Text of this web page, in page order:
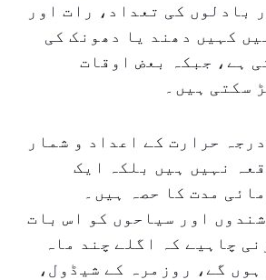
بادلوں کی تعداد، رات اور
کہیں دھند یا دھونک کی
ہے، جبکہ بعض اوقات
سکتی ہیں۔
حرارت کے اعداد و شمار
نہیں ہیں بلکہ ایک
مدت کا حصہ ہیں۔
اور سیاحوں کو اس بات
چاہیے کہ اگلے چند ماہ
گے، روزمرہ کے شیڈول،